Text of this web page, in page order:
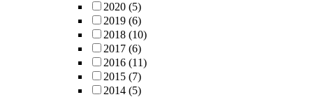
2020 (5)
2019 (6)
2018 (10)
2017 (6)
2016 (11)
2015 (7)
2014 (5)